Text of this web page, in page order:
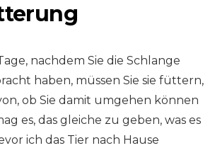
nachdem Sie die Schlange
haben, müssen Sie sie füttern,
ob Sie damit umgehen können
es, das gleiche zu geben, was es
ich das Tier nach Hause